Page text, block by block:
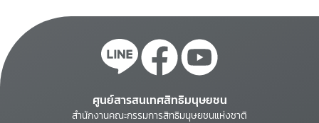
ศูนย์สารสนเทศสิทธิมนุษยชน
สำนักงานคณะกรรมการสิทธิมนุษยชนแห่งชาติ